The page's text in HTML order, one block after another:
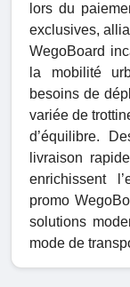
lors du
exclusives,
WegoBoard
la mobilité
besoins de
variée de
d’équilibre.
livraison
enrichissent
promo
solutions
mode de